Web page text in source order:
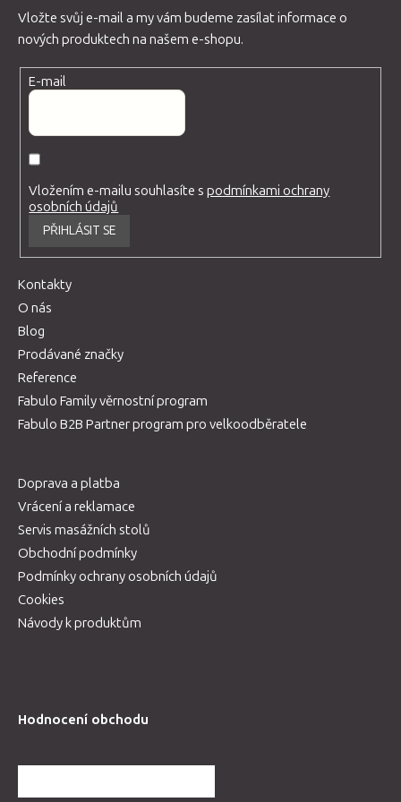
Vložte svůj e-mail a my vám budeme zasílat informace o
nových produktech na našem e-shopu.
E-mail
Vložením e-mailu souhlasíte spodmínkami ochrany
osobních údajů
PŘIHLÁSIT SE
Kontakty
O nás
Blog
Prodávané značky
Reference
Fabulo Family věrnostní program
Fabulo B2B Partner program pro velkoodběratele
Doprava a platba
Vrácení a reklamace
Servis masážních stolů
Obchodní podmínky
Podmínky ochrany osobních údajů
Cookies
Návody k produktům
Hodnocení obchodu